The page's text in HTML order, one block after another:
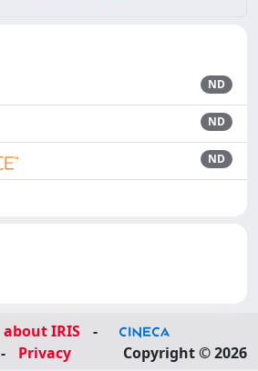
ND
ND
ND
about IRIS
-
- Privacy Copyright © 2026